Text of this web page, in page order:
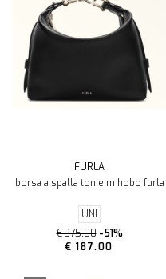
FURLA
borsa a spalla tonie m hobo furla
UNI
€ 375.00 -51%
€ 187.00